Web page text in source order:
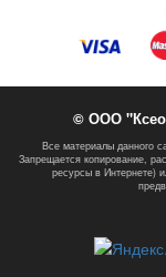
© ООО
Все материалы данного
Запрещается копирование,
ресурсы в Интернете)